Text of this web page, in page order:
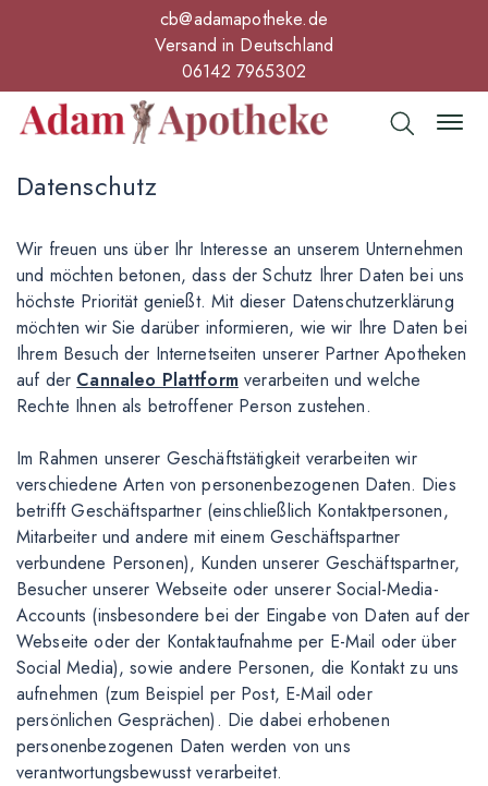
cb@adamapotheke.de
Versand in Deutschland
06142 7965302
Datenschutz
Wir freuen uns über Ihr Interesse an unserem Unternehmen
und möchten betonen, dass der Schutz Ihrer Daten bei uns
höchste Priorität genießt. Mit dieser Datenschutzerklärung
möchten wir Sie darüber informieren, wie wir Ihre Daten bei
Ihrem Besuch der Internetseiten unserer Partner Apotheken
auf der Cannaleo Plattform verarbeiten und welche
Rechte Ihnen als betroffener Person zustehen.
Im Rahmen unserer Geschäftstätigkeit verarbeiten wir
verschiedene Arten von personenbezogenen Daten. Dies
betrifft Geschäftspartner (einschließlich Kontaktpersonen,
Mitarbeiter und andere mit einem Geschäftspartner
verbundene Personen), Kunden unserer Geschäftspartner,
Besucher unserer Webseite oder unserer Social-Media-
Accounts (insbesondere bei der Eingabe von Daten auf der
Webseite oder der Kontaktaufnahme per E-Mail oder über
Social Media), sowie andere Personen, die Kontakt zu uns
aufnehmen (zum Beispiel per Post, E-Mail oder
persönlichen Gesprächen). Die dabei erhobenen
personenbezogenen Daten werden von uns
verantwortungsbewusst verarbeitet.